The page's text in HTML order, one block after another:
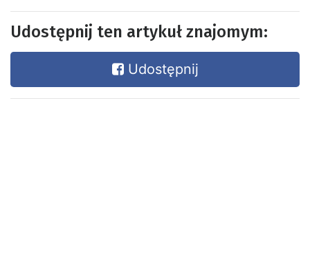
Udostępnij ten artykuł znajomym:
Udostępnij